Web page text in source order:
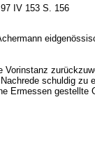
IV 153 S. 156
Vorinstanz
schuldig zu
Ermessen gestellte